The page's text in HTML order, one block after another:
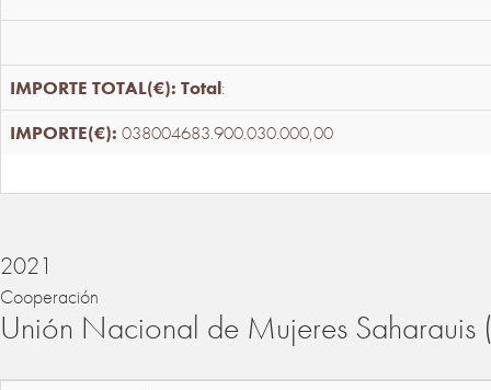
Total:
038004683.900.030.000,00
2021
Cooperación
Unión Nacional de Mujeres